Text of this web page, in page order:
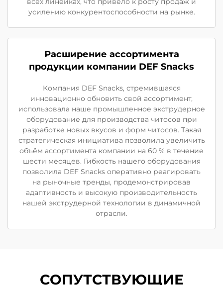
усилению конкурентоспособности на рынке.
Расширение ассортимента
продукции компании DEF Snacks
Компания DEF Snacks, стремившаяся
инновационно обновить свой ассортимент,
использовала наше промышленное экструдерное
оборудование для производства читосов при
разработке новых вкусов и форм читосов. Такая
стратегическая инициатива позволила увеличить
объём ассортимента компании на 60 % в течение
шести месяцев. Гибкость нашего оборудования
позволила DEF Snacks оперативно реагировать
на рыночные тренды, продемонстрировав
адаптивность и высокую производительность
нашей экструдерной технологии в динамичной
отрасли.
СОПУТСТВУЮЩИЕ